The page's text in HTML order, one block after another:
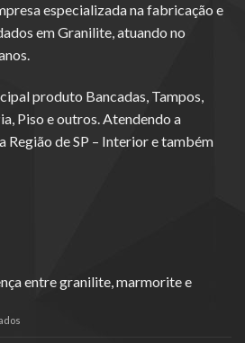
especializada na fabricação e
em Granilite, atuando no
produto Bancadas, Tampos,
Piso e outros. Atendendo a
Região de SP – Interior e também
entre granilite, marmorite e